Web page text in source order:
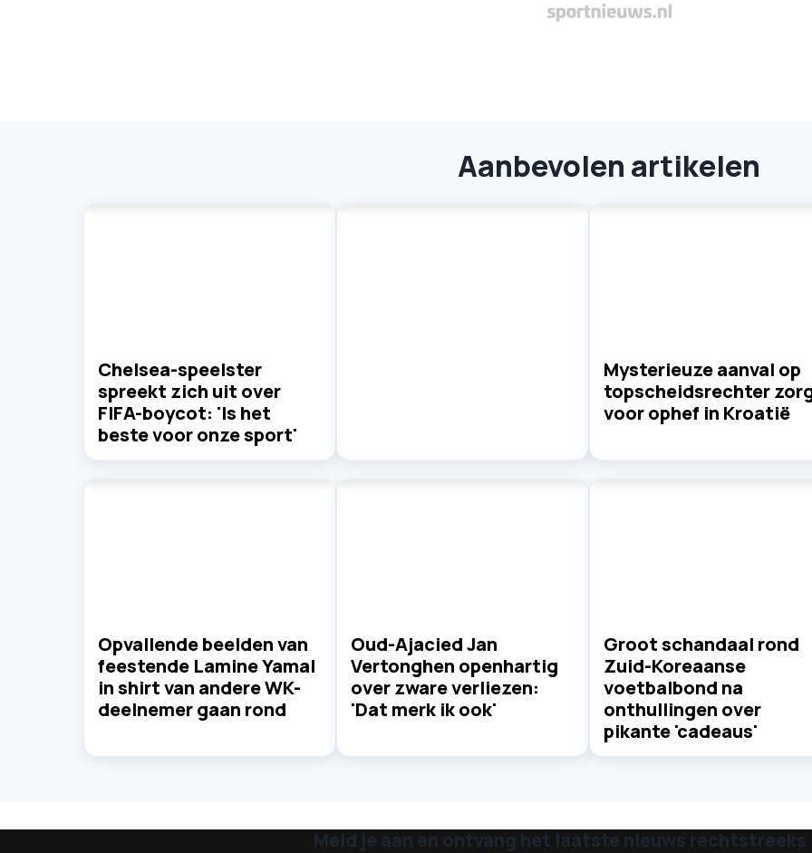
Aanbevolen artikelen
Chelsea-speelster
spreekt zich uit over
FIFA-boycot: 'Is het
beste voor onze sport'
Mysterieuze aanval op
topscheidsrechter
voor ophef in Kroatië
Opvallende beelden van
feestende Lamine Yamal
in shirt van andere WK-
deelnemer gaan rond
Oud-Ajacied Jan
Vertonghen openhartig
over zware verliezen:
'Dat merk ik ook'
Groot schandaal rond
Zuid-Koreaanse
voetbalbond na
onthullingen over
pikante 'cadeaus'
Meld je aan en ontvang het laatste nieuws rechtstreeks